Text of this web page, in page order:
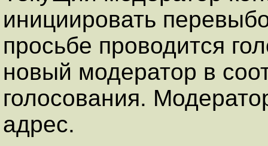
инициировать
просьбе проводится
новый модератор в
голосования.
адpес.